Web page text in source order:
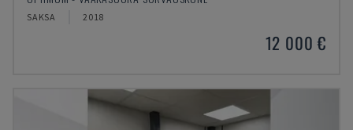
SAKSA 2018
12 000 €